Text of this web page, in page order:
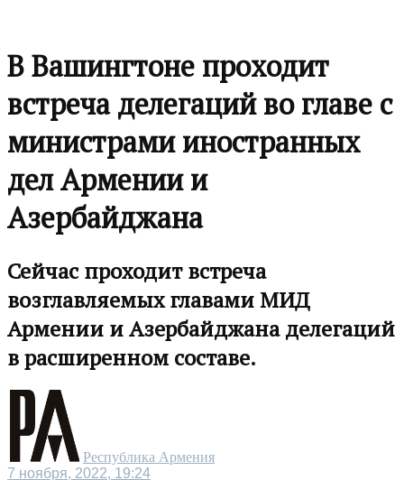
В Вашингтоне проходит
встреча делегаций во главе с
министрами иностранных
дел Армении и
Азербайджана
Сейчас проходит встреча
возглавляемых главами МИД
Армении и Азербайджана делегаций
в расширенном составе.
Республика Армения
7 ноября, 2022, 19:24